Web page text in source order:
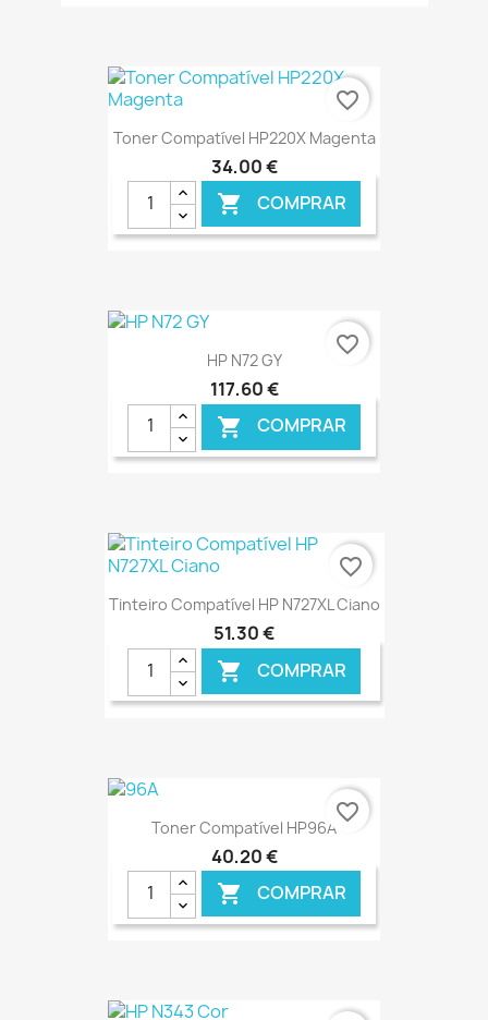
Toner Compatível HP220X Magenta
34,00 €
 COMPRAR
favorite_border
HP N72 GY
117,60 €
 COMPRAR
€ ONLINE
favorite_border
Tinteiro Compatível HP N727XL Ciano
51,30 €
 COMPRAR
favorite_border
Toner Compatível HP96A
40,20 €
 COMPRAR
favorite_border